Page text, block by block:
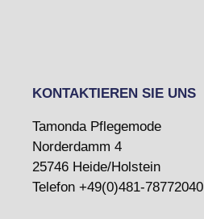
KONTAKTIEREN SIE UNS
Tamonda Pflegemode
Norderdamm 4
25746 Heide/Holstein
Telefon +49(0)481-78772040